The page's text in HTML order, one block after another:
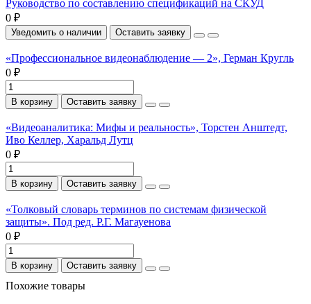
Руководство по составлению спецификаций на СКУД
0 ₽
Уведомить о наличии Оставить заявку
«Профессиональное видеонаблюдение — 2», Герман Кругль
0 ₽
В корзину Оставить заявку
«Видеоаналитика: Мифы и реальность», Торстен Анштедт,
Иво Келлер, Харальд Лутц
0 ₽
В корзину Оставить заявку
«Толковый словарь терминов по системам физической
защиты». Под ред. Р.Г. Магауенова
0 ₽
В корзину Оставить заявку
Похожие товары